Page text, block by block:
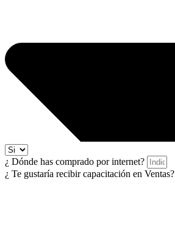
¿ Dónde has comprado por internet?
¿ Te gustaría recibir capacitación en Ventas?